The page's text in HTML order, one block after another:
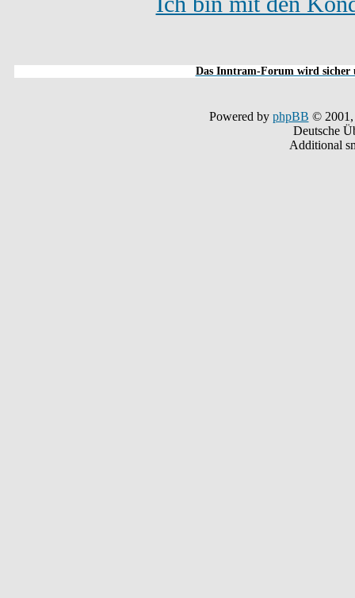
Das Inntram-Forum wird sicher
Powered by phpBB © 2001,
Deutsche
Additional